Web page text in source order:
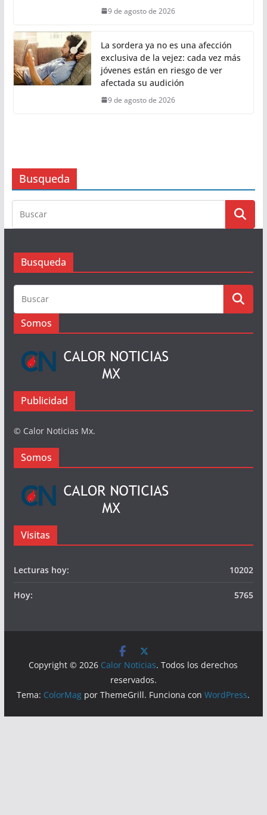
9 de agosto de 2026
La sordera ya no es una afección
exclusiva de la vejez: cada vez más
jóvenes están en riesgo de ver
afectada su audición
9 de agosto de 2026
Busqueda
Busqueda
Somos
Publicidad
© Calor Noticias Mx.
Somos
Visitas
10202
Lecturas hoy:
5765
Hoy:
Copyright © 2026 Calor Noticias. Todos los derechos
reservados.
Tema: ColorMag por ThemeGrill. Funciona conWordPress.